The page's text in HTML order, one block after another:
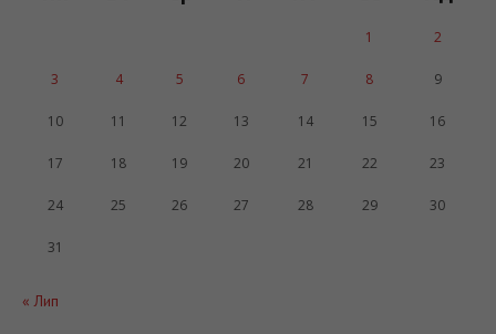
« Лип
1 2
3 4 5 6 7 8 9
10 11 12 13 14 15 16
17 18 19 20 21 22 23
24 25 26 27 28 29 30
31